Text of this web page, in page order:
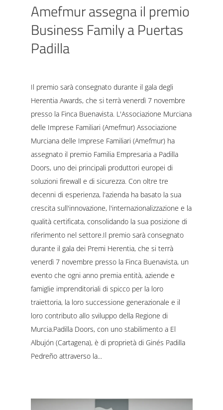
Amefmur assegna il premio
Business Family a Puertas
Padilla
Il premio sarà consegnato durante il gala degli
Herentia Awards, che si terrà venerdì 7 novembre
presso la Finca Buenavista. L'Associazione Murciana
delle Imprese Familiari (Amefmur) Associazione
Murciana delle Imprese Familiari (Amefmur) ha
assegnato il premio Familia Empresaria a Padilla
Doors, uno dei principali produttori europei di
soluzioni firewall e di sicurezza. Con oltre tre
decenni di esperienza, l'azienda ha basato la sua
crescita sull'innovazione, l'internazionalizzazione e la
qualità certificata, consolidando la sua posizione di
riferimento nel settore.Il premio sarà consegnato
durante il gala dei Premi Herentia, che si terrà
venerdì 7 novembre presso la Finca Buenavista, un
evento che ogni anno premia entità, aziende e
famiglie imprenditoriali di spicco per la loro
traiettoria, la loro successione generazionale e il
loro contributo allo sviluppo della Regione di
Murcia.Padilla Doors, con uno stabilimento a El
Albujón (Cartagena), è di proprietà di Ginés Padilla
Pedreño attraverso la